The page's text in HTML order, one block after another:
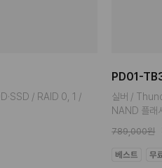
/ RAID 0, 1 /
PD01-
실버 /
NAND 플래
789,000원